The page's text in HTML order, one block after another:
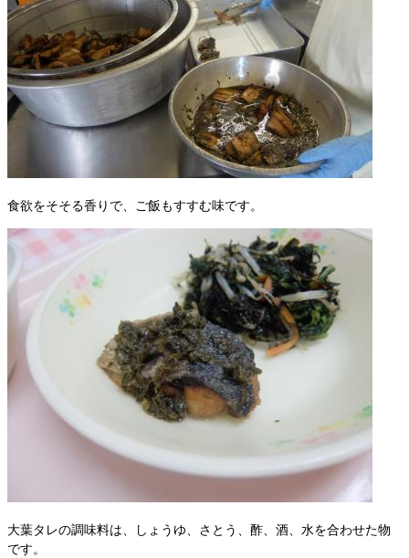
食欲をそそる香りで、ご飯もすすむ味です。
大葉タレの調味料は、しょうゆ、さとう、酢、酒、水を合わせた物
です。